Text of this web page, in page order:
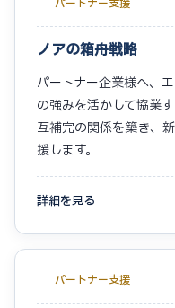
パートナー支援
ノアの箱舟戦略
パートナー企業様へ、
の強みを活かして協業
互補完の関係を築き、
援します。
詳細を見る
パートナー支援